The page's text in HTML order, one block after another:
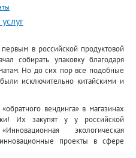
в российской продуктовой
собирать упаковку благодаря
Но до сих пор все подобные
исключительно китайскими и
вендинга» в магазинах
Их закупят у у российской
экологическая
проекты в сфере